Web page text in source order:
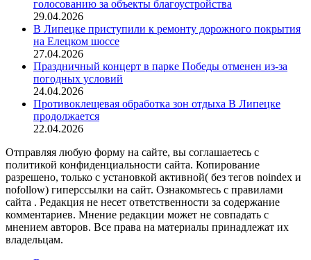
голосованию за объекты благоустройства
29.04.2026
В Липецке приступили к ремонту дорожного покрытия
на Елецком шоссе
27.04.2026
Праздничный концерт в парке Победы отменен из-за
погодных условий
24.04.2026
Противоклещевая обработка зон отдыха В Липецке
продолжается
22.04.2026
Отправляя любую форму на сайте, вы соглашаетесь с
политикой конфиденциальности сайта. Копирование
разрешено, только с установкой активной( без тегов noindex и
nofollow) гиперссылки на сайт. Ознакомьтесь с правилами
сайта . Редакция не несет ответственности за содержание
комментариев. Мнение редакции может не совпадать с
мнением авторов. Все права на материалы принадлежат их
владельцам.